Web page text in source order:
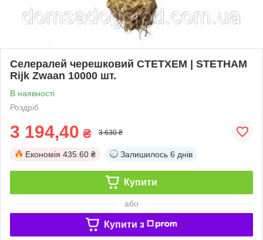
Селералей черешковий СТЕТХЕМ | STETHAM
Rijk Zwaan 10000 шт.
В наявності
Роздріб
3 194,40 ₴ 3 630 ₴
Економія 435.60 ₴ Залишилось 6 днів
Купити
або
Купити з